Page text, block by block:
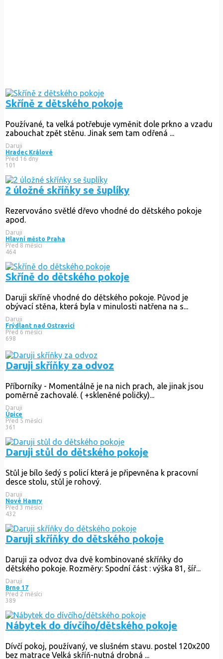
Skříně z dětského pokoje
Používané, ta velká potřebuje vyměnit dole prkno a vzadu
zabouchat zpět stěnu. Jinak sem tam odřená ...
Daruji
Hradec Králové
Před 16 dny
101
2 úložné skříňky se šuplíky
Rezervováno světlé dřevo vhodné do dětského pokoje
apod.
Daruji
Hlavní město Praha
Před 8 měsíci
464
Skříně do dětského pokoje
Daruji skříně vhodné do dětského pokoje. Původ je
obývací stěna, která byla v minulosti natřena na s...
Daruji
Frýdlant nad Ostravicí
Před 6 měsíci
698
Daruji skříňky za odvoz
Příborníky - Momentálně je na nich prach, ale jinak jsou
poměrně zachovalé. ( +skleněné poličky)...
Daruji
Úpice
Před 5 měsíci
361
Daruji stůl do dětského pokoje
Stůl je bílo šedý s policí která je připevněna k pracovní
desce stolu, stůl je rohový.
Daruji
Nové Hamry
Před 3 měsíci
432
Daruji skříňky do dětského pokoje
Daruji za odvoz dva dvě kombinované skříňky do
dětského pokoje. Rozměry: Spodní část : výška 81, šíř...
Daruji
Brno 17
Před 2 měsíci
389
Nábytek do dívčího/dětského pokoje
Dívčí pokoj, používaný, ve slušném stavu. postel 120x200
bez matrace Velká skříň-nutná drobná ...